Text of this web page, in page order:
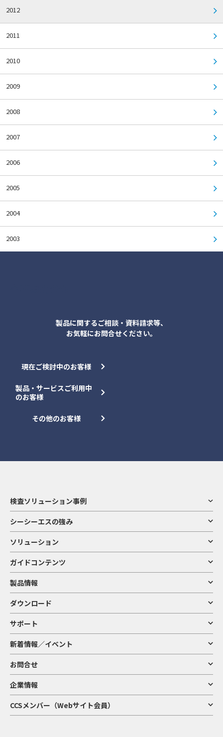
2012
2011
2010
2009
2008
2007
2006
2005
2004
2003
製品に関するご相談・資料請求等、
お気軽にお問合せください。
現在ご検討中のお客様
製品・サービスご利用中
のお客様
その他のお客様
検査ソリューション事例
シーシーエスの強み
ソリューション
ガイドコンテンツ
製品情報
ダウンロード
サポート
新着情報／イベント
お問合せ
企業情報
CCSメンバー（Webサイト会員）